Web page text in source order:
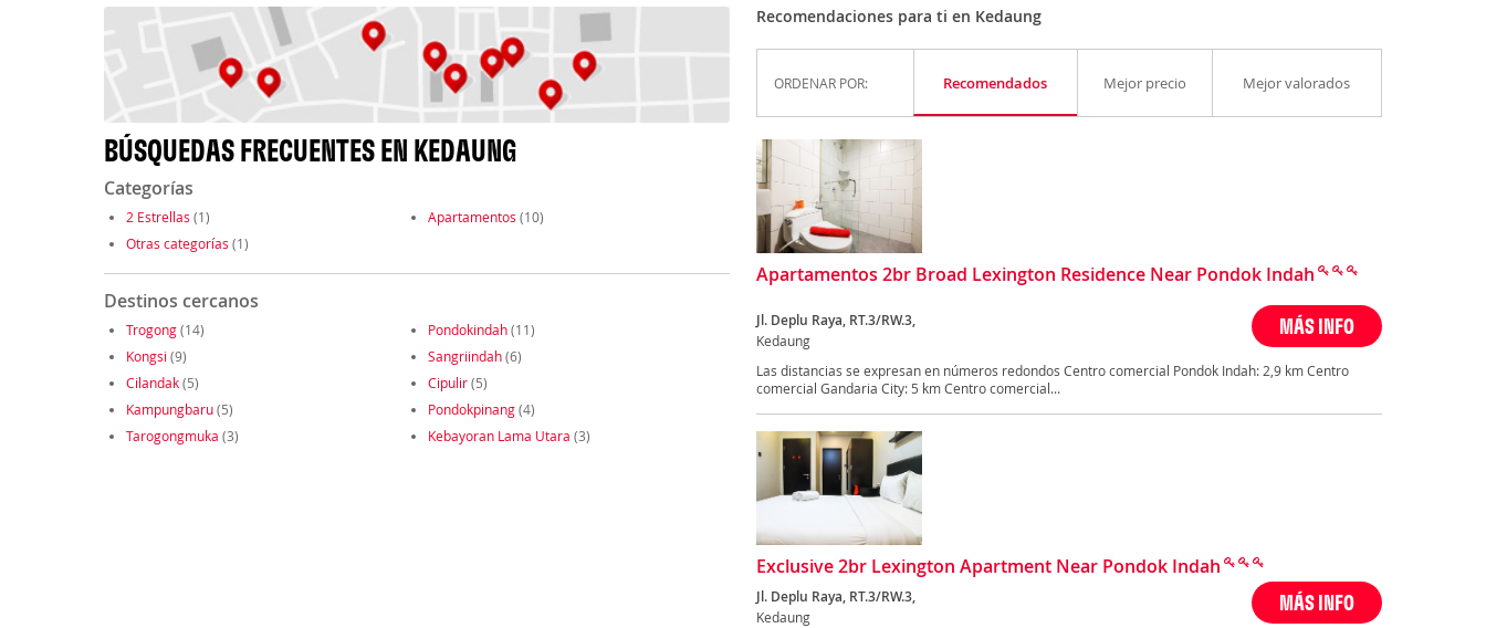
BÚSQUEDAS FRECUENTES EN KEDAUNG
Categorías
2 Estrellas (1) Apartamentos (10)
Otras categorías (1)
Destinos cercanos
Trogong(14) Pondokindah(11)
Kongsi (9) Sangriindah(6)
Cilandak(5) Cipulir(5)
Kampungbaru(5) Pondokpinang(4)
Tarogongmuka (3) Kebayoran Lama Utara (3)
Recomendaciones para ti en Kedaung
ORDENAR POR: Recomendados Mejor precio Mejor valorados
Apartamentos 2br Broad Lexington Residence Near Pondok Indah
Jl. Deplu Raya, RT.3/RW.3,
Kedaung
MÁS INFO
Las distancias se expresan en números redondos Centro comercial Pondok Indah: 2,9 km Centro
comercial Gandaria City: 5 km Centro comercial...
Exclusive 2br Lexington Apartment Near Pondok Indah
Jl. Deplu Raya, RT.3/RW.3,
Kedaung
MÁS INFO